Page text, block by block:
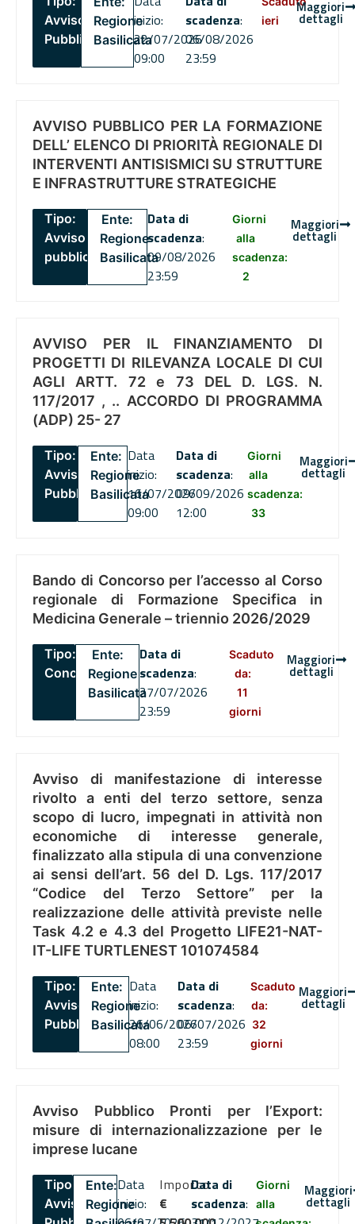
Avviso
Pubblico
Regione
Basilicata
inizio:
22/07/2026
09:00
scadenza:
06/08/2026
23:59
ieri
Maggiori
dettagli
AVVISO PUBBLICO PER LA FORMAZIONE
DELL’ ELENCO DI PRIORITÀ REGIONALE DI
INTERVENTI ANTISISMICI SU STRUTTURE
E INFRASTRUTTURE STRATEGICHE
Tipo:
Avviso
pubblico
Ente:
Regione
Basilicata
Data di
scadenza:
09/08/2026
23:59
Giorni
alla
scadenza:
2
Maggiori
dettagli
AVVISO PER IL FINANZIAMENTO DI
PROGETTI DI RILEVANZA LOCALE DI CUI
AGLI ARTT. 72 e 73 DEL D. LGS. N.
117/2017 , .. ACCORDO DI PROGRAMMA
(ADP) 25- 27
Tipo:
Avviso
Pubblico
Ente:
Regione
Basilicata
Data
inizio:
16/07/2026
09:00
Data di
scadenza:
09/09/2026
12:00
Giorni
alla
scadenza:
33
Maggiori
dettagli
Bando di Concorso per l’accesso al Corso
regionale di Formazione Specifica in
Medicina Generale – triennio 2026/2029
Tipo:
Concorsi
Ente:
Regione
Basilicata
Data di
scadenza:
27/07/2026
23:59
Scaduto
da:
11
giorni
Maggiori
dettagli
Avviso di manifestazione di interesse
rivolto a enti del terzo settore, senza
scopo di lucro, impegnati in attività non
economiche di interesse generale,
finalizzato alla stipula di una convenzione
ai sensi dell’art. 56 del D. Lgs. 117/2017
“Codice del Terzo Settore” per la
realizzazione delle attività previste nelle
Task 4.2 e 4.3 del Progetto LIFE21-NAT-
IT-LIFE TURTLENEST 101074584
Tipo:
Avviso
Pubblico
Ente:
Regione
Basilicata
Data
inizio:
26/06/2026
08:00
Data di
scadenza:
06/07/2026
23:59
Scaduto
da:
32
giorni
Maggiori
dettagli
Avviso Pubblico Pronti per l’Export:
misure di internazionalizzazione per le
imprese lucane
Tipo:
Avviso
Ente:
Regione
Data
inizio:
Importo
€
Data di
scadenza:
Giorni
alla
Maggiori
dettagli